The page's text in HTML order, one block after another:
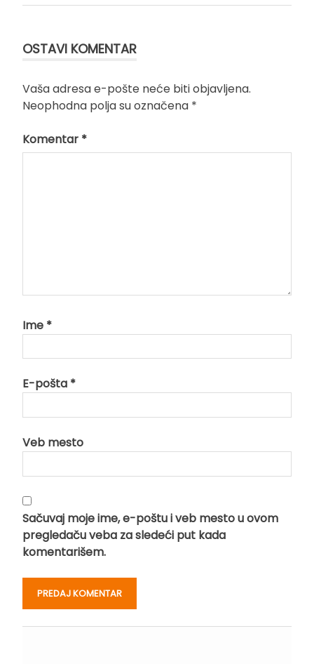
Kretanje
OSTAVI KOMENTAR
Vaša adresa e-pošte neće biti objavljena.
Neophodna polja su označena *
Komentar *
Ime *
E-pošta *
Veb mesto
Sačuvaj moje ime, e-poštu i veb mesto u ovom
pregledaču veba za sledeći put kada
komentarišem.